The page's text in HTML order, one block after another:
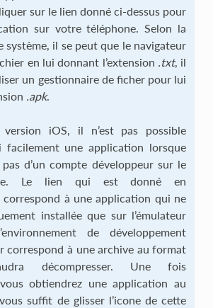
sur le lien donné ci-dessus pour
sur votre téléphone. Selon la
système, il se peut que le navigateur
en lui donnant l’extension .txt, il
un gestionnaire de ficher pour lui
.apk.
iOS, il n’est pas possible
facilement une application lorsque
pas d’un compte développeur sur le
Le lien qui est donné en
correspond à une application qui ne
installée que sur l’émulateur
de développement
correspond à une archive au format
décompresser. Une fois
obtiendrez une application au
suffit de glisser l’icone de cette